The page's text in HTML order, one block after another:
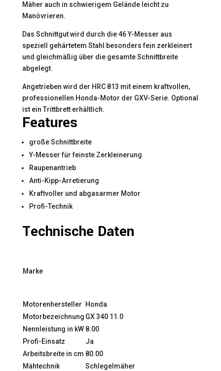
Mäher auch in schwierigem Gelände leicht zu
Manövrieren.
Das Schnittgut wird durch die 46 Y-Messer aus
speziell gehärtetem Stahl besonders fein zerkleinert
und gleichmäßig über die gesamte Schnittbreite
abgelegt.
Angetrieben wird der HRC 813 mit einem kraftvollen,
professionellen Honda-Motor der GXV-Serie. Optional
ist ein Trittbrett erhältlich.
Features
große Schnittbreite
Y-Messer für feinste Zerkleinerung
Raupenantrieb
Anti-Kipp-Arretierung
Kraftvoller und abgasarmer Motor
Profi-Technik
Technische Daten
Marke
Motorenhersteller
Honda
Motorbezeichnung GX 340 11.0
Nennleistung in kW 8.00
Profi-Einsatz
Ja
Arbeitsbreite in cm 80.00
Mähtechnik
Schlegelmäher